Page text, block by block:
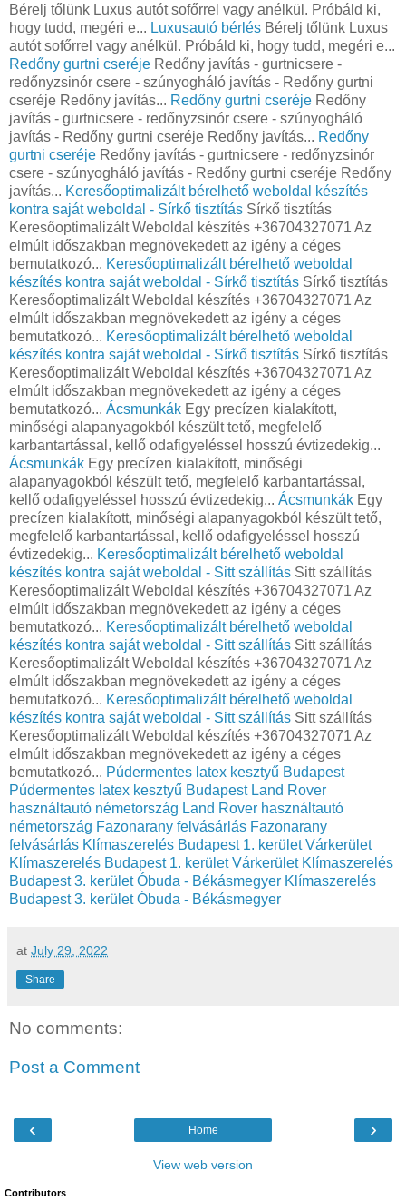
Bérelj tőlünk Luxus autót sofőrrel vagy anélkül. Próbáld ki,
hogy tudd, megéri e... Luxusautó bérlés Bérelj tőlünk Luxus
autót sofőrrel vagy anélkül. Próbáld ki, hogy tudd, megéri e...
Redőny gurtni cseréje Redőny javítás - gurtnicsere -
redőnyzsinór csere - szúnyogháló javítás - Redőny gurtni
cseréje Redőny javítás... Redőny gurtni cseréje Redőny
javítás - gurtnicsere - redőnyzsinór csere - szúnyogháló
javítás - Redőny gurtni cseréje Redőny javítás... Redőny
gurtni cseréje Redőny javítás - gurtnicsere - redőnyzsinór
csere - szúnyogháló javítás - Redőny gurtni cseréje Redőny
javítás... Keresőoptimalizált bérelhető weboldal készítés
kontra saját weboldal - Sírkő tisztítás Sírkő tisztítás
Keresőoptimalizált Weboldal készítés +36704327071 Az
elmúlt időszakban megnövekedett az igény a céges
bemutatkozó... Keresőoptimalizált bérelhető weboldal
készítés kontra saját weboldal - Sírkő tisztítás Sírkő tisztítás
Keresőoptimalizált Weboldal készítés +36704327071 Az
elmúlt időszakban megnövekedett az igény a céges
bemutatkozó... Keresőoptimalizált bérelhető weboldal
készítés kontra saját weboldal - Sírkő tisztítás Sírkő tisztítás
Keresőoptimalizált Weboldal készítés +36704327071 Az
elmúlt időszakban megnövekedett az igény a céges
bemutatkozó... Ácsmunkák Egy precízen kialakított,
minőségi alapanyagokból készült tető, megfelelő
karbantartással, kellő odafigyeléssel hosszú évtizedekig...
Ácsmunkák Egy precízen kialakított, minőségi
alapanyagokból készült tető, megfelelő karbantartással,
kellő odafigyeléssel hosszú évtizedekig... Ácsmunkák Egy
precízen kialakított, minőségi alapanyagokból készült tető,
megfelelő karbantartással, kellő odafigyeléssel hosszú
évtizedekig... Keresőoptimalizált bérelhető weboldal
készítés kontra saját weboldal - Sitt szállítás Sitt szállítás
Keresőoptimalizált Weboldal készítés +36704327071 Az
elmúlt időszakban megnövekedett az igény a céges
bemutatkozó... Keresőoptimalizált bérelhető weboldal
készítés kontra saját weboldal - Sitt szállítás Sitt szállítás
Keresőoptimalizált Weboldal készítés +36704327071 Az
elmúlt időszakban megnövekedett az igény a céges
bemutatkozó... Keresőoptimalizált bérelhető weboldal
készítés kontra saját weboldal - Sitt szállítás Sitt szállítás
Keresőoptimalizált Weboldal készítés +36704327071 Az
elmúlt időszakban megnövekedett az igény a céges
bemutatkozó... Púdermentes latex kesztyű Budapest
Púdermentes latex kesztyű Budapest Land Rover
használtautó németország Land Rover használtautó
németország Fazonarany felvásárlás Fazonarany
felvásárlás Klímaszerelés Budapest 1. kerület Várkerület
Klímaszerelés Budapest 1. kerület Várkerület Klímaszerelés
Budapest 3. kerület Óbuda - Békásmegyer Klímaszerelés
Budapest 3. kerület Óbuda - Békásmegyer
at July 29, 2022
Share
No comments:
Post a Comment
‹ ›
Home
View web version
Contributors